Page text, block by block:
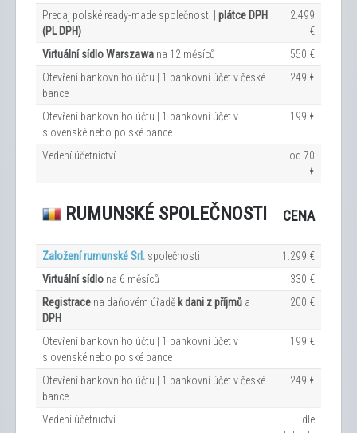
Predaj polské ready-made společnosti | plátce DPH
(PL DPH)
2.499
€
Virtuální sídlo Warszawa na 12 měsíců
550 €
Otevření bankovního účtu | 1 bankovní účet v české
bance
249 €
Otevření bankovního účtu | 1 bankovní účet v
slovenské nebo polské bance
199 €
Vedení účetnictví
od 70
€
RUMUNSKÉ SPOLEČNOSTI CENA
Založení rumunské Srl. společnosti
1.299 €
Virtuální sídlo na 6 měsíců
330 €
Registrace na daňovém úřadě k dani z příjmů a
DPH
200 €
Otevření bankovního účtu | 1 bankovní účet v
slovenské nebo polské bance
199 €
Otevření bankovního účtu | 1 bankovní účet v české
bance
249 €
Vedení účetnictví
dle